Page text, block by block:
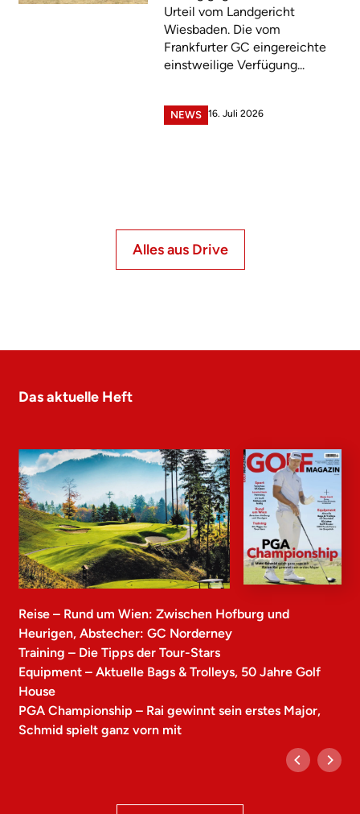
Urteil vom Landgericht
Wiesbaden. Die vom
Frankfurter GC eingereichte
einstweilige Verfügung...
NEWS 16. Juli 2026
Alles aus Drive
Das aktuelle Heft
Reise – Rund um Wien: Zwischen Hofburg und
Heurigen, Abstecher: GC Norderney
Training – Die Tipps der Tour-Stars
Equipment – Aktuelle Bags & Trolleys, 50 Jahre Golf
House
PGA Championship – Rai gewinnt sein erstes Major,
Schmid spielt ganz vorn mit